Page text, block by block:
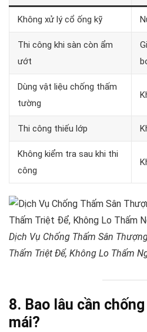
Không xử lý cổ ống kỹ
Thi công khi sàn còn ẩm
ướt
Dùng vật liệu chống thấm
tường
Thi công thiếu lớp
Không kiểm tra sau khi thi
công
Dịch Vụ Chống Thấm Sân
Thấm Triệt Để, Không Lo Thấm
8. Bao lâu cần
mái?